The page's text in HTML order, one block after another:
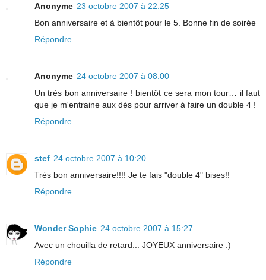
Anonyme 23 octobre 2007 à 22:25
Bon anniversaire et à bientôt pour le 5. Bonne fin de soirée
Répondre
Anonyme 24 octobre 2007 à 08:00
Un très bon anniversaire ! bientôt ce sera mon tour… il faut
que je m'entraine aux dés pour arriver à faire un double 4 !
Répondre
stef 24 octobre 2007 à 10:20
Très bon anniversaire!!!! Je te fais "double 4" bises!!
Répondre
Wonder Sophie 24 octobre 2007 à 15:27
Avec un chouilla de retard... JOYEUX anniversaire :)
Répondre